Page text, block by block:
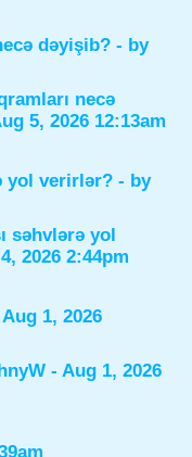
dəyişib? - by
necə
5, 2026 12:13am
yol verirlər? - by
səhvlərə yol
2026 2:44pm
1, 2026
- Aug 1, 2026